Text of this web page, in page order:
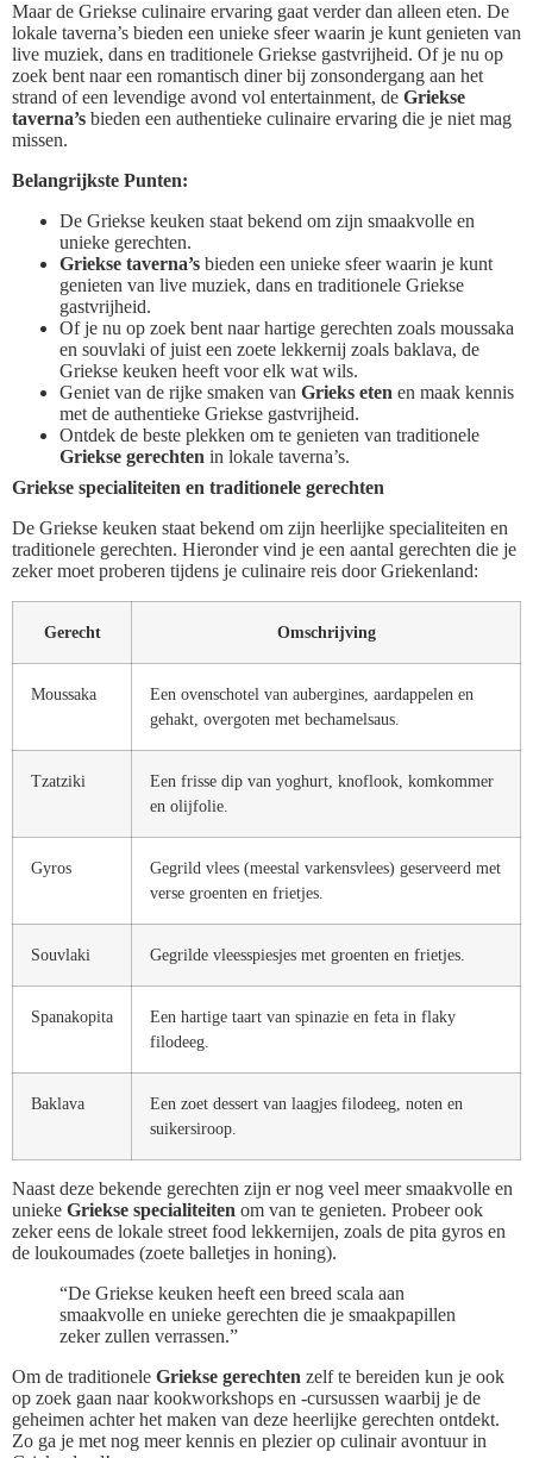
Maar de Griekse culinaire ervaring gaat verder dan alleen eten. De
lokale taverna’s bieden een unieke sfeer waarin je kunt genieten van
live muziek, dans en traditionele Griekse gastvrijheid. Of je nu op
zoek bent naar een romantisch diner bij zonsondergang aan het
strand of een levendige avond vol entertainment, de Griekse
taverna’s bieden een authentieke culinaire ervaring die je niet mag
missen.
Belangrijkste Punten:
De Griekse keuken staat bekend om zijn smaakvolle en
unieke gerechten.
Griekse taverna’s bieden een unieke sfeer waarin je kunt
genieten van live muziek, dans en traditionele Griekse
gastvrijheid.
Of je nu op zoek bent naar hartige gerechten zoals moussaka
en souvlaki of juist een zoete lekkernij zoals baklava, de
Griekse keuken heeft voor elk wat wils.
Geniet van de rijke smaken van Grieks eten en maak kennis
met de authentieke Griekse gastvrijheid.
Ontdek de beste plekken om te genieten van traditionele
Griekse gerechten in lokale taverna’s.
Griekse specialiteiten en traditionele gerechten
De Griekse keuken staat bekend om zijn heerlijke specialiteiten en
traditionele gerechten. Hieronder vind je een aantal gerechten die je
zeker moet proberen tijdens je culinaire reis door Griekenland:
Gerecht Omschrijving
Moussaka
Een ovenschotel van aubergines, aardappelen en
gehakt, overgoten met bechamelsaus.
Tzatziki
Een frisse dip van yoghurt, knoflook, komkommer
en olijfolie.
Gyros
Gegrild vlees (meestal varkensvlees) geserveerd met
verse groenten en frietjes.
Souvlaki Gegrilde vleesspiesjes met groenten en frietjes.
Spanakopita
Een hartige taart van spinazie en feta in flaky
filodeeg.
Baklava
Een zoet dessert van laagjes filodeeg, noten en
suikersiroop.
Naast deze bekende gerechten zijn er nog veel meer smaakvolle en
unieke Griekse specialiteiten om van te genieten. Probeer ook
zeker eens de lokale street food lekkernijen, zoals de pita gyros en
de loukoumades (zoete balletjes in honing).
“De Griekse keuken heeft een breed scala aan
smaakvolle en unieke gerechten die je smaakpapillen
zeker zullen verrassen.”
Om de traditionele Griekse gerechten zelf te bereiden kun je ook
op zoek gaan naar kookworkshops en -cursussen waarbij je de
geheimen achter het maken van deze heerlijke gerechten ontdekt.
Zo ga je met nog meer kennis en plezier op culinair avontuur in